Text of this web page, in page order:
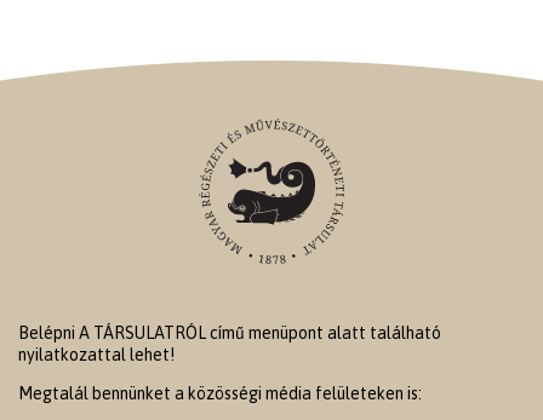
Belépni A TÁRSULATRÓL című menüpont alatt található
nyilatkozattal lehet!
Megtalál bennünket a közösségi média felületeken is: